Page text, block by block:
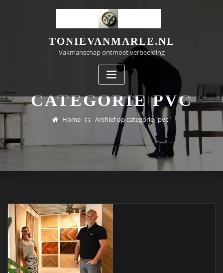
TONIEVANMARLE.NL
Vakmanschap ontmoet verbeelding
CATEGORIE PVC
Home Archief op categorie "pvc"